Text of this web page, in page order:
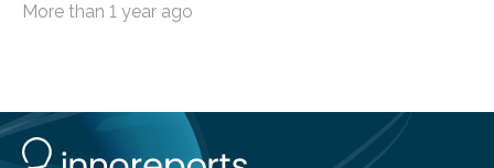
die genau das ermöglichen: Sie helfen Ihnen, Ausgaben
Lösungen interessieren. 1. Multibanking-Tools: Alle
Konten auf einen Blick Viele Banken bieten bereits in
More than 1 year ago